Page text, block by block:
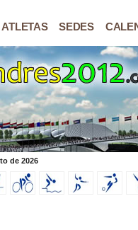
ATLETAS SEDES
de 2026